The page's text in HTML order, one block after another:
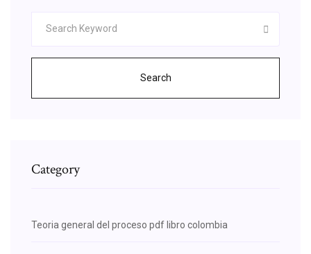
Search
Category
Teoria general del proceso pdf libro colombia